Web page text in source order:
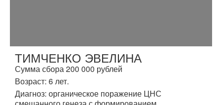
ТИМЧЕНКО ЭВЕЛИНА
Сумма сбора 200 000 рублей
Возраст: 6 лет.
Диагноз: органическое поражение ЦНС